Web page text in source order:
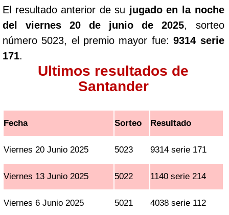
El resultado anterior de su jugado en la noche
del viernes 20 de junio de 2025, sorteo
número 5023, el premio mayor fue:9314 serie
171.
Ultimos resultados de
Santander
Fecha Sorteo Resultado
Viernes 20 Junio 2025 5023 9314 serie 171
Viernes 13 Junio 2025 5022 1140 serie 214
Viernes 6 Junio 2025 5021 4038 serie 112